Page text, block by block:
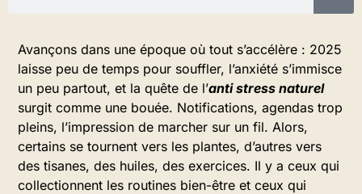
Avançons dans une époque où tout s’accélère : 2025
laisse peu de temps pour souffler, l’anxiété s’immisce
un peu partout, et la quête de l’anti stress naturel
surgit comme une bouée. Notifications, agendas trop
pleins, l’impression de marcher sur un fil. Alors,
certains se tournent vers les plantes, d’autres vers
des tisanes, des huiles, des exercices. Il y a ceux qui
collectionnent les routines bien-être et ceux qui